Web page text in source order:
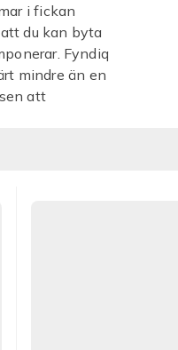
i fickan
du kan byta
Fyndiq
mindre än en
att